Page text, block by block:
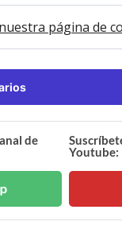
página de
de
Youtube: